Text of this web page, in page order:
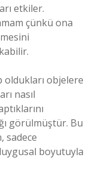
etkiler.
çünkü ona
oldukları objelere
nasıl
görülmüştür. Bu
sadece
boyutuyla